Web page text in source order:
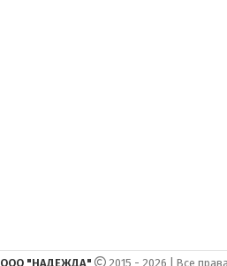
ООО "НАДЕЖДА" 2015 - 2026 | Все